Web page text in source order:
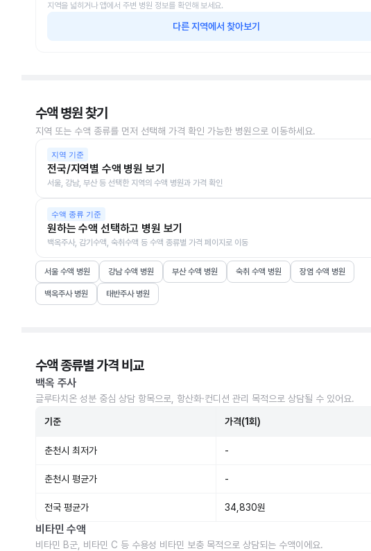
지역을 넓히거나 앱에서 주변 병원 정보를 확인해 보세요.
다른 지역에서 찾아보기
수액 병원 찾기
지역 또는 수액 종류를 먼저 선택해 가격 확인 가능한 병원으로 이동하세요.
지역 기준
전국/지역별 수액 병원 보기
서울, 강남, 부산 등 선택한 지역의 수액 병원과 가격 확인
수액 종류 기준
원하는 수액 선택하고 병원 보기
백옥주사, 감기수액, 숙취수액 등 수액 종류별 가격 페이지로 이동
서울 수액 병원 강남 수액 병원 부산 수액 병원 숙취 수액 병원 장염 수액 병원
백옥주사 병원 태반주사 병원
수액 종류별 가격 비교
백옥 주사
글루타치온 성분 중심 상담 항목으로, 항산화·컨디션 관리 목적으로 상담될 수 있어요.
기준 가격(1회)
춘천시 최저가 -
춘천시 평균가 -
전국 평균가 34,830원
비타민 수액
비타민 B군, 비타민 C 등 수용성 비타민 보충 목적으로 상담되는 수액이에요.